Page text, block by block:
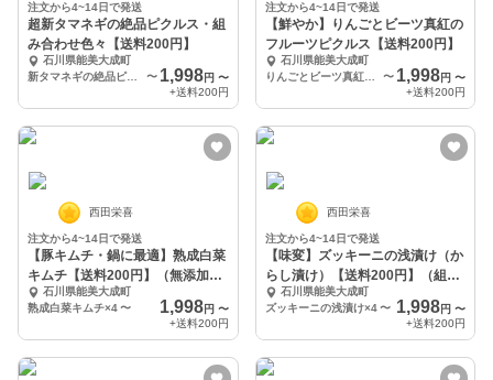
注文から4~14日で発送
超新タマネギの絶品ピクルス・組
み合わせ色々【送料200円】
石川県能美大成町
新タマネギの絶品ピクルス130ｇ×4袋
〜 1,998円 〜
+送料200円
注文から4~14日で発送
【鮮やか】りんごとビーツ真紅の
フルーツピクルス【送料200円】
石川県能美大成町
りんごとビーツ真紅のフルーツピクルス×4
〜 1,998円 〜
+送料200円
西田栄喜
注文から4~14日で発送
【豚キムチ・鍋に最適】熟成白菜
キムチ【送料200円】（無添加・
砂糖不使用）
石川県能美大成町
熟成白菜キムチ×4〜 1,998円 〜
+送料200円
西田栄喜
注文から4~14日で発送
【味変】ズッキーニの浅漬け（か
らし漬け）【送料200円】（組み
合わせ色々）
石川県能美大成町
ズッキーニの浅漬け×4 〜 1,998円 〜
+送料200円